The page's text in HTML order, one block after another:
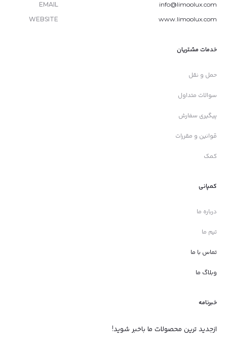
EMAIL
info@limoolux.com
WEBSITE
www.limoolux.com
خدمات مشتریان
حمل و نقل
سوالات متداول
پیگیری سفارش
قوانین و مقررات
کمک
کمپانی
درباره ما
تیم ما
تماس با ما
وبلاگ ما
خبرنامه
ازجدید ترین محصولات ما باخبر شوید!